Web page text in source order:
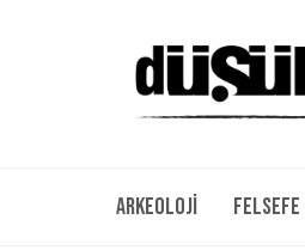
Arkeoloji Felsefe